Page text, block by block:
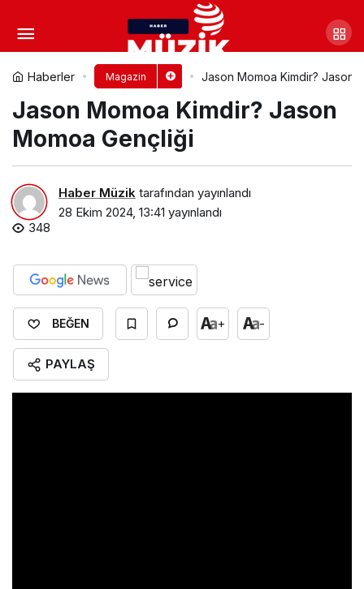
Haberler Magazin Jason Momoa Kimdir? Jason
Jason Momoa Kimdir? Jason
Momoa Gençliği
Haber Müzik tarafından yayınlandı
28 Ekim 2024, 13:41 yayınlandı
348
BEĞEN + -
PAYLAŞ
Messi Boyu, Kilosu, Göz Rengi
ve Vücut Ölçüleri
Yorum Yap